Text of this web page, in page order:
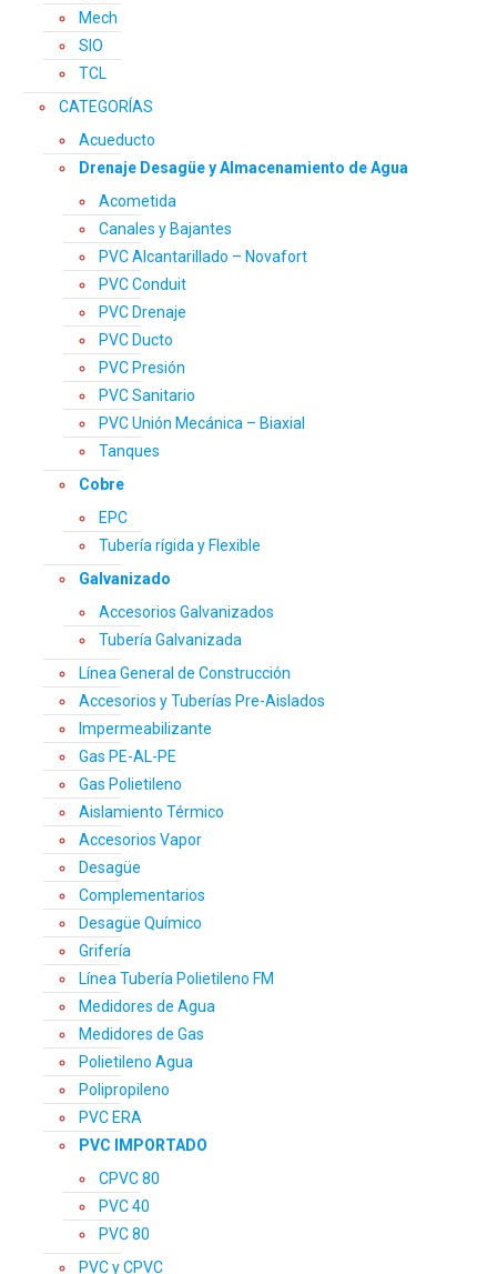
Mech
SIO
TCL
CATEGORÍAS
Acueducto
Drenaje Desagüe y Almacenamiento de Agua
Acometida
Canales y Bajantes
PVC Alcantarillado – Novafort
PVC Conduit
PVC Drenaje
PVC Ducto
PVC Presión
PVC Sanitario
PVC Unión Mecánica – Biaxial
Tanques
Cobre
EPC
Tubería rígida y Flexible
Galvanizado
Accesorios Galvanizados
Tubería Galvanizada
Línea General de Construcción
Accesorios y Tuberías Pre-Aislados
Impermeabilizante
Gas PE-AL-PE
Gas Polietileno
Aislamiento Térmico
Accesorios Vapor
Desagüe
Complementarios
Desagüe Químico
Grifería
Línea Tubería Polietileno FM
Medidores de Agua
Medidores de Gas
Polietileno Agua
Polipropileno
PVC ERA
PVC IMPORTADO
CPVC 80
PVC 40
PVC 80
PVC y CPVC